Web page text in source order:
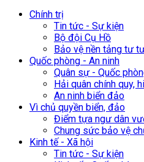
Chính trị
Tin tức - Sự kiện
Bộ đội Cụ Hồ
Bảo vệ nền tảng tư
Quốc phòng - An ninh
Quân sự - Quốc
Hải quân chính quy,
An ninh biển đảo
Vì chủ quyền biển, đảo
Điểm tựa ngư dân
Chung sức bảo vệ
Kinh tế - Xã hội
Tin tức - Sự kiện